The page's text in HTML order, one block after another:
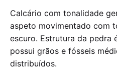
Calcário com tonalidade
aspeto movimentado com
escuro. Estrutura da pedra
possui grãos e fósseis
distribuídos.